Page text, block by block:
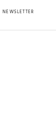
NEWSLETTER